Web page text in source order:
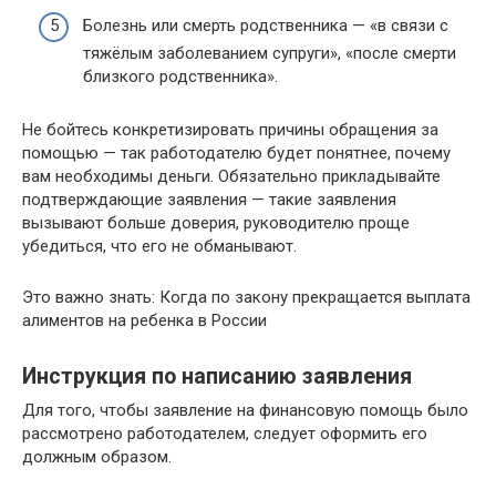
Болезнь или смерть родственника — «в связи с
тяжёлым заболеванием супруги», «после смерти
близкого родственника».
Не бойтесь конкретизировать причины обращения за
помощью — так работодателю будет понятнее, почему
вам необходимы деньги. Обязательно прикладывайте
подтверждающие заявления — такие заявления
вызывают больше доверия, руководителю проще
убедиться, что его не обманывают.
Это важно знать: Когда по закону прекращается выплата
алиментов на ребенка в России
Инструкция по написанию заявления
Для того, чтобы заявление на финансовую помощь было
рассмотрено работодателем, следует оформить его
должным образом.